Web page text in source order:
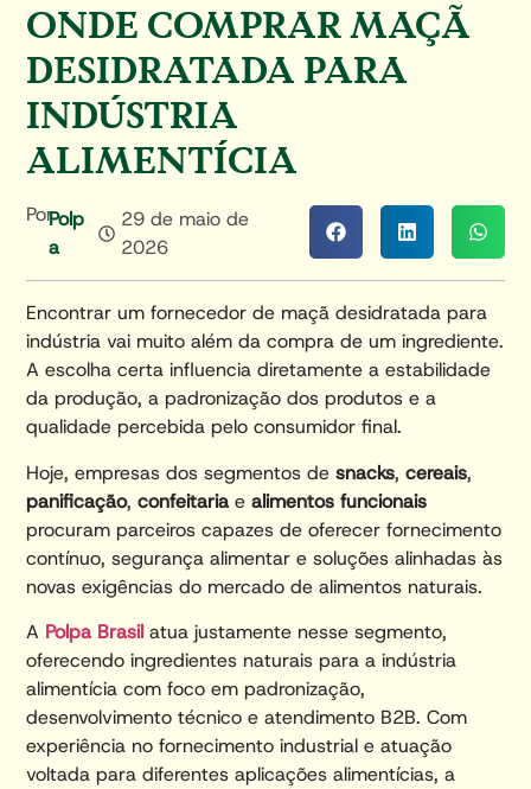
ONDE COMPRAR MAÇÃ
DESIDRATADA PARA
INDÚSTRIA
ALIMENTÍCIA
PorPolp
A
29 de maio de
2026
Encontrar um fornecedor de maçã desidratada para
indústria vai muito além da compra de um ingrediente.
A escolha certa influencia diretamente a estabilidade
da produção, a padronização dos produtos e a
qualidade percebida pelo consumidor final.
Hoje, empresas dos segmentos desnacks,cereais,
panificação,confeitariaealimentos funcionais
procuram parceiros capazes de oferecer fornecimento
contínuo, segurança alimentar e soluções alinhadas às
novas exigências do mercado de alimentos naturais.
A Polpa Brasil atua justamente nesse segmento,
oferecendo ingredientes naturais para a indústria
alimentícia com foco em padronização,
desenvolvimento técnico e atendimento B2B. Com
experiência no fornecimento industrial e atuação
voltada para diferentes aplicações alimentícias, a